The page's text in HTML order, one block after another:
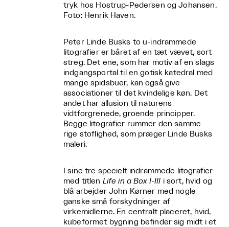
tryk hos Hostrup-Pedersen og Johansen.
Foto: Henrik Haven.
Peter Linde Busks to u-indrammede
litografier er båret af en tæt vævet, sort
streg. Det ene, som har motiv af en slags
indgangsportal til en gotisk katedral med
mange spidsbuer, kan også give
associationer til det kvindelige køn. Det
andet har allusion til naturens
vidtforgrenede, groende principper.
Begge litografier rummer den samme
rige stoflighed, som præger Linde Busks
maleri.
I sine tre specielt indrammede litografier
med titlen Life in a Box I-III i sort, hvid og
blå arbejder John Kørner med nogle
ganske små forskydninger af
virkemidlerne. En centralt placeret, hvid,
kubeformet bygning befinder sig midt i et